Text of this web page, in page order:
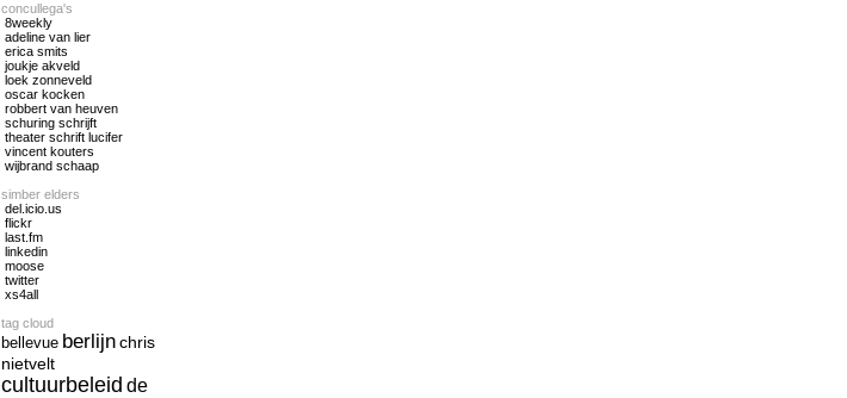
concullega's
8weekly
adeline van lier
erica smits
joukje akveld
loek zonneveld
oscar kocken
robbert van heuven
schuring schrijft
theater schrift lucifer
vincent kouters
wijbrand schaap
simber elders
del.icio.us
flickr
last.fm
linkedin
moose
twitter
xs4all
tag cloud
bellevue berlijnchris
nietvelt
cultuurbeleid de